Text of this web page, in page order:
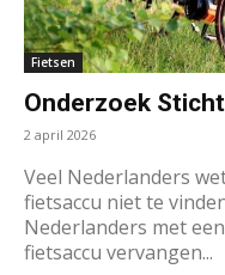
Fietsen
Onderzoek
2 april 2026
Veel Nederlanders
fietsaccu niet te
Nederlanders met
fietsaccu vervangen...